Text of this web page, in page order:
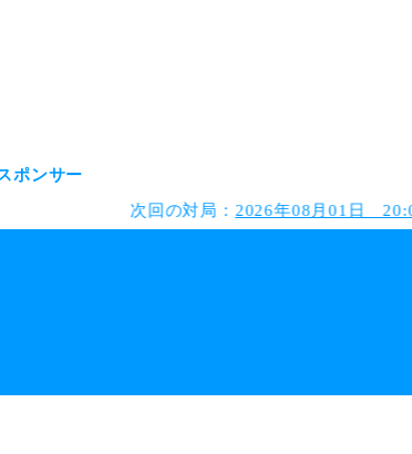
ポンサー
次回の対局：2026年08月01日 20:00 【